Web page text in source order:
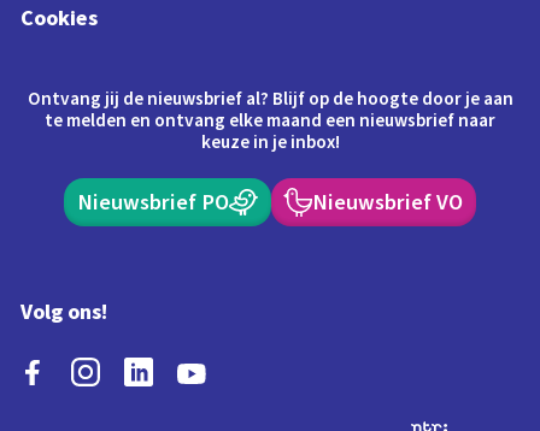
Cookies
Ontvang jij de nieuwsbrief al? Blijf op de hoogte door je aan
te melden en ontvang elke maand een nieuwsbrief naar
keuze in je inbox!
Nieuwsbrief PO Nieuwsbrief VO
Volg ons!